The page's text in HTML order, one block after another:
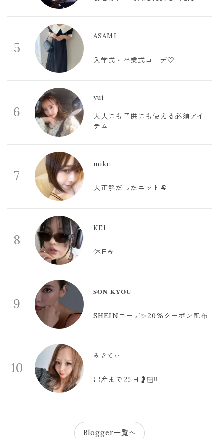
5
ASAMI
入学式・卒業式コーデ🤍
6
yui
大人にも子供にも使える必須アイ
テム
7
miku
大正解だったニット🐏
8
KEI
休日☕️
9
𝐒𝐎𝐍 𝐊𝐘𝐎𝐔
SHEINコーデ✨20%クーポン配布
10
みきてぃ
出産まで25日🤰🏻‼️
Blogger一覧へ